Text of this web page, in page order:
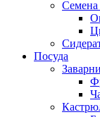
Семена
Посуда